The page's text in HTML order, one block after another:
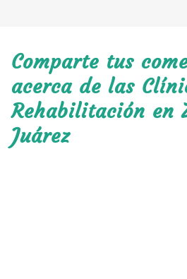
Comparte tus
acerca de las
Rehabilitación en
Juárez